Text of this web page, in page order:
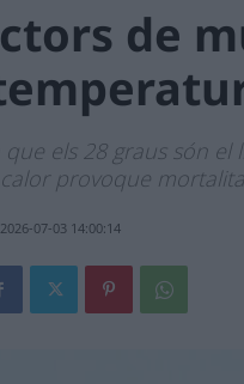
de
que els 28 graus són
provoque
2026-07-03 14:00:14